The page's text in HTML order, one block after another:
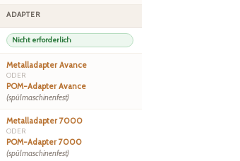
ADAPTER
Nicht erforderlich
Metalladapter Avance
ODER
POM-Adapter Avance
(spülmaschinenfest)
Metalladapter 7000
ODER
POM-Adapter 7000
(spülmaschinenfest)